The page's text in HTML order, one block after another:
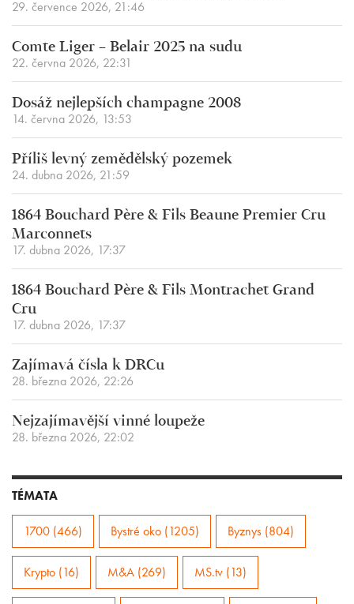
29. července 2026, 21:46
Comte Liger – Belair 2025 na sudu
22. června 2026, 22:31
Dosáž nejlepších champagne 2008
14. června 2026, 13:53
Příliš levný zemědělský pozemek
24. dubna 2026, 21:59
1864 Bouchard Père & Fils Beaune Premier Cru
Marconnets
17. dubna 2026, 17:37
1864 Bouchard Père & Fils Montrachet Grand
Cru
17. dubna 2026, 17:37
Zajímavá čísla k DRCu
28. března 2026, 22:26
Nejzajímavější vinné loupeže
28. března 2026, 22:02
TÉMATA
1700 (466) Bystré oko (1205) Byznys (804)
Krypto (16) M&A (269) MS.tv (13)